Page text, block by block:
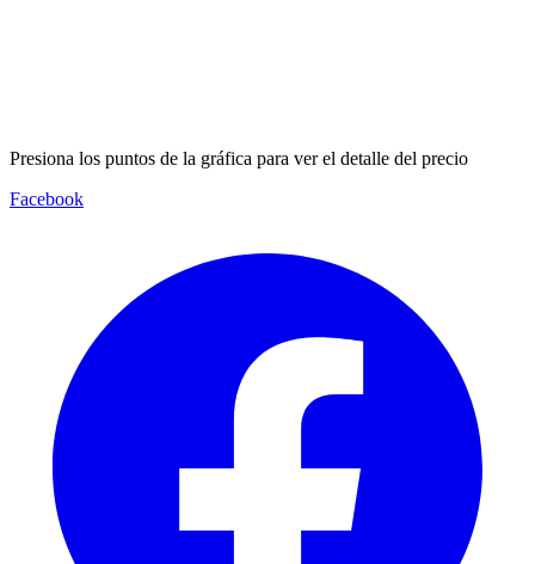
Presiona los puntos de la gráfica para ver el detalle del precio
Facebook